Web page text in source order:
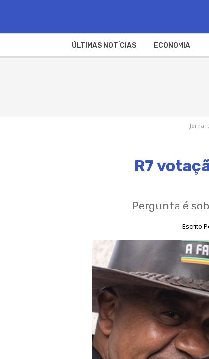
ÚLTIMAS NOTÍCIAS ECONOMIA
Jornal
R7
Pergunta é
Escrito